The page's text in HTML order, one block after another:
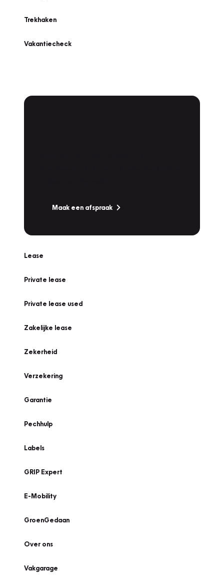
Trekhaken
Vakantiecheck
Maak een afspraak
Lease
Private lease
Private lease used
Zakelijke lease
Zekerheid
Verzekering
Garantie
Pechhulp
Labels
GRIP Expert
E-Mobility
GroenGedaan
Over ons
Vakgarage